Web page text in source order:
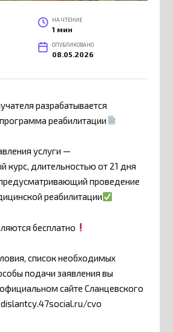
НА ЧТЕНИЕ
1 мин
ОПУБЛИКОВАНО
08.05.2026
разрабатывается
реабилитации
услуги —
курс, длительностью от 21 дня
проведение
реабилитации
бесплатно
список необходимых
подачи заявления вы
сайте Сланцевского
cvo